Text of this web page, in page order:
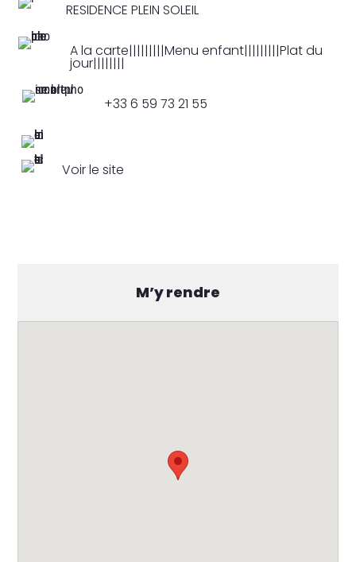
RESIDENCE PLEIN SOLEIL
A la carte|||||||||Menu enfant|||||||||Plat du
jour||||||||
+33 6 59 73 21 55
Voir le site
M’y rendre